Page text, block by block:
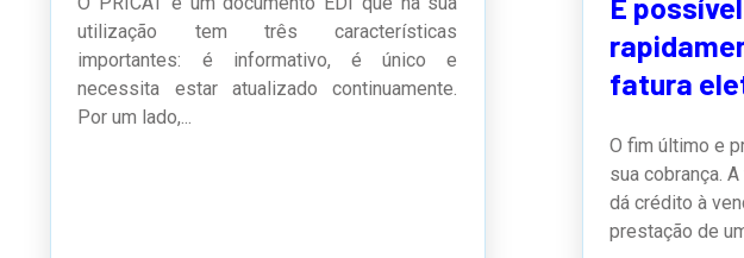
utilização tem três características
importantes: é informativo, é único e
necessita estar atualizado continuamente.
Por um lado,...
fatura
O fim último e
sua cobrança.
dá crédito à
prestação de